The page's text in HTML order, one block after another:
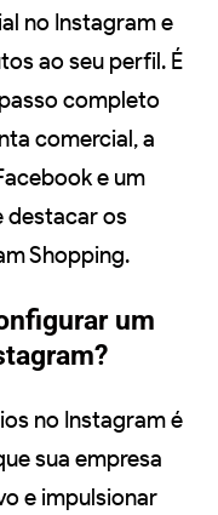
no Instagram e
ao seu perfil. É
completo
comercial, a
e um
destacar os
Shopping.
um
no Instagram é
sua empresa
e impulsionar